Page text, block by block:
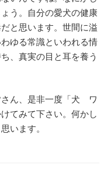
う。自分の愛犬の健康
と思います。世間に溢
ゆる常識といわれる情
、真実の目と耳を養う
さん、是非一度「犬 ワ
てみて下さい。何かし
います。